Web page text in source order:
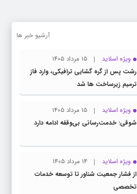
آرشیو خبر ها
ویژه اسلاید
15 مرداد 1405
رشت پس از گره گشایی ترافیکی، وارد فاز
ترمیم زیرساخت ها شد
ویژه اسلاید
15 مرداد 1405
شوقی: خدمت‌رسانی بی‌وقفه ادامه دارد
ویژه اسلاید
14 مرداد 1405
از فشار جمعیت شناور تا توسعه خدمات
تخصصی